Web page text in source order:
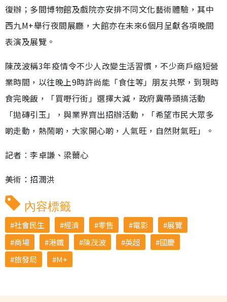
復辦；多間博物館及戲院亦安排不同文化藝術體驗，其中
西九M+舉行夜間展廳，大館亦在未來6個月呈獻各項晚間
表演及展覽。
陳茂波稱3年疫情令不少人改變生活習慣，不少商戶縮短營
業時間，以往晚上9時許尚能「食住等」朋友共聚，到現時
食完晚飯，「買嘢行街」選擇大減，政府冀帶頭搞活動
「拋磚引玉」，與業界齊出招辦活動，「希望市民大眾多
啲走動，熱鬧啲，大家開心啲，人氣旺，自然財氣旺」。
記者︰李卓謙、梁薾心
美術：招潤洪
內容標籤
社會民生 經濟 零售 電影
展覽
商場
港鐵 陳茂波 英超
國慶
旅發局
M+